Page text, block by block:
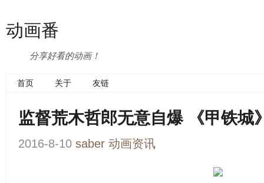
动画番
分享好看的动画！
首页 关于 友链
监督荒木哲郎无意自爆 《甲铁城
2016-8-10 saber 动画资讯